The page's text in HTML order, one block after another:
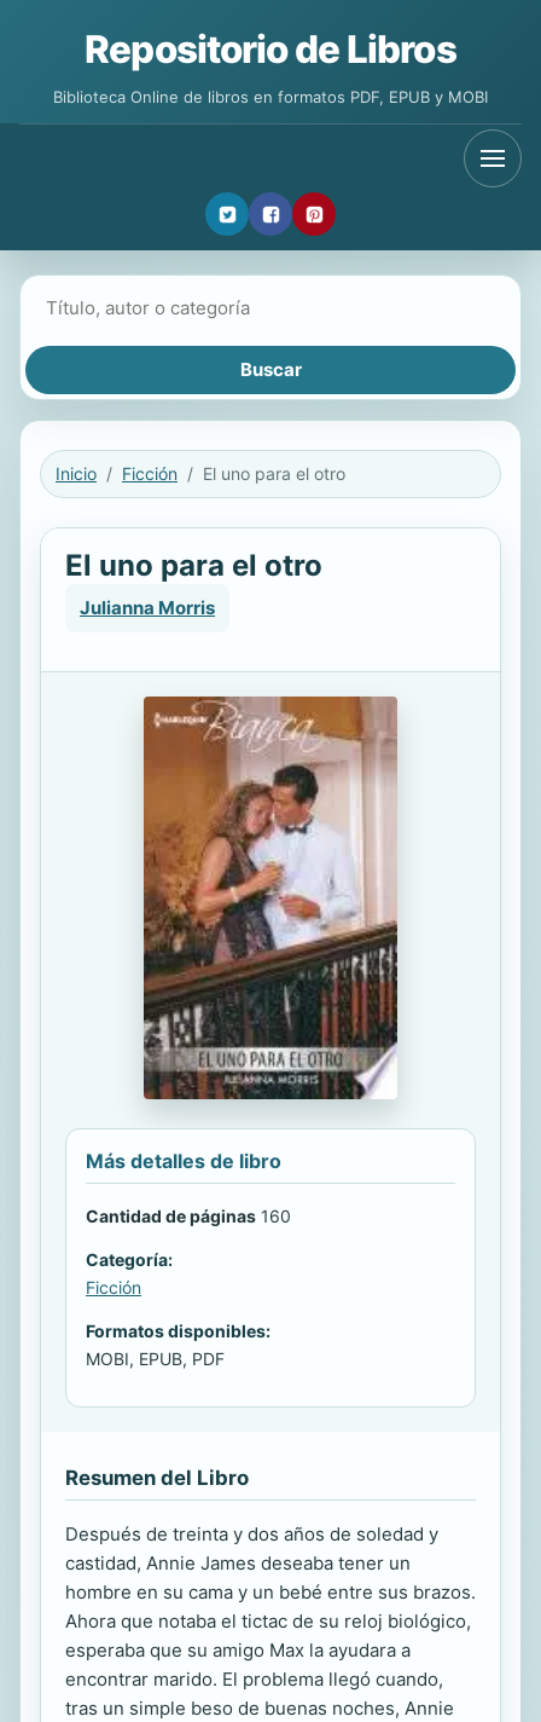
Repositorio de Libros
Biblioteca Online de libros en formatos PDF, EPUB y MOBI
Inicio Ficción El uno para el otro
El uno para el otro
Julianna Morris
Más detalles de libro
Cantidad de páginas 160
Categoría:
Ficción
Formatos disponibles:
MOBI, EPUB, PDF
Resumen del Libro
Después de treinta y dos años de soledad y
castidad, Annie James deseaba tener un
hombre en su cama y un bebé entre sus brazos.
Ahora que notaba el tictac de su reloj biológico,
esperaba que su amigo Max la ayudara a
encontrar marido. El problema llegó cuando,
tras un simple beso de buenas noches, Annie